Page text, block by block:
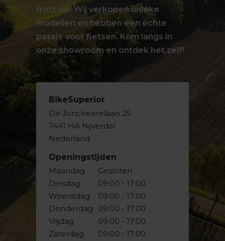
trots op. Wij verkopen unieke
modellen en hebben een échte
passie voor fietsen. Kom langs in
onze showroom en ontdek het zelf!
BikeSuperior
De Joncheerelaan 25
7441 HA Nijverdal
Nederland
Openingstijden
Maandag
Dinsdag
Woensdag
Donderdag
Vrijdag
Zaterdag
Gesloten
09:00 - 17:00
09:00 - 17:00
09:00 - 17:00
09:00 - 17:00
09:00 - 17:00